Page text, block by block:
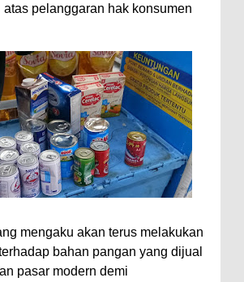
pelanggaran hak konsumen
mengaku akan terus melakukan
bahan pangan yang dijual
pasar modern demi